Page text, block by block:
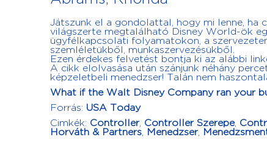
Játszunk el a gondolattal, hogy mi lenne, ha
világszerte megtalálható Disney World-ök
ügyfélkapcsolati folyamatokon, a
szemléletükből, munkaszervezésükből.
Ezen érdekes felvetést bontja ki az alábbi
A cikk elolvasása után szánjunk néhány
képzeletbeli menedzser! Talán nem
What if the Walt Disney Company ran your
Forrás: USA Today
Cimkék: Controller, Controller Szerepe,
Horváth & Partners, Menedzser,